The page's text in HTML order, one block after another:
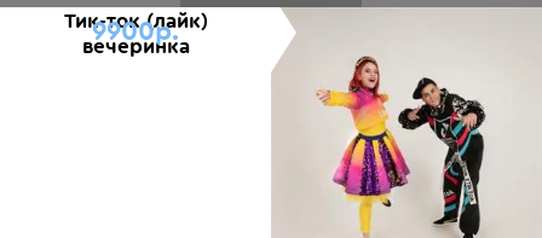
Тик-ток (лайк)
вечеринка
9900р.